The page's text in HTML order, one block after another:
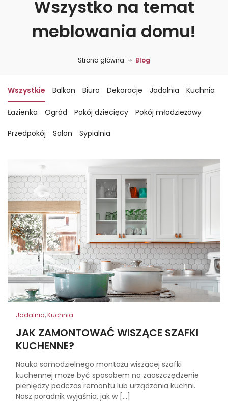
Wszystko na temat
meblowania domu!
Strona główna Blog
Wszystkie Balkon Biuro Dekoracje Jadalnia Kuchnia
Łazienka Ogród Pokój dziecięcy Pokój młodzieżowy
Przedpokój Salon Sypialnia
Jadalnia,Kuchnia
JAK ZAMONTOWAĆ WISZĄCE SZAFKI
KUCHENNE?
Nauka samodzielnego montażu wiszącej szafki
kuchennej może być sposobem na zaoszczędzenie
pieniędzy podczas remontu lub urządzania kuchni.
Nasz poradnik wyjaśnia, jak w […]